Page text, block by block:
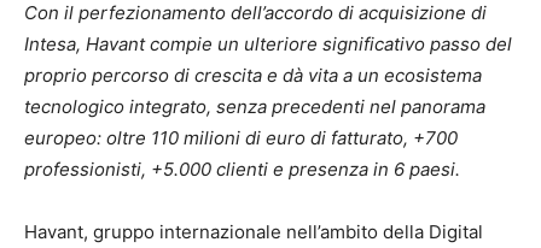
Con il perfezionamento dell’accordo di acquisizione di
Intesa, Havant compie un ulteriore significativo passo del
proprio percorso di crescita e dà vita a un ecosistema
tecnologico integrato, senza precedenti nel panorama
europeo: oltre 110 milioni di euro di fatturato, +700
professionisti, +5.000 clienti e presenza in 6 paesi.
Havant, gruppo internazionale nell’ambito della Digital